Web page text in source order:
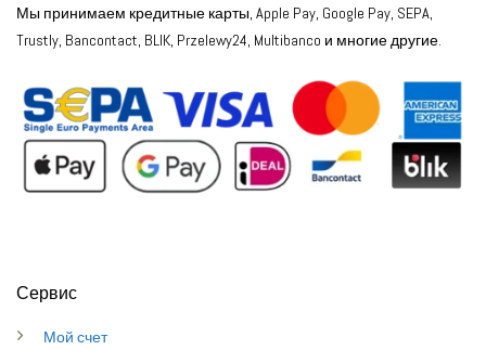
Сервис
Мой счет
Мы принимаем кредитные карты, Apple Pay, Google Pay, SEPA,
Trustly, Bancontact, BLIK, Przelewy24, Multibanco и многие другие.